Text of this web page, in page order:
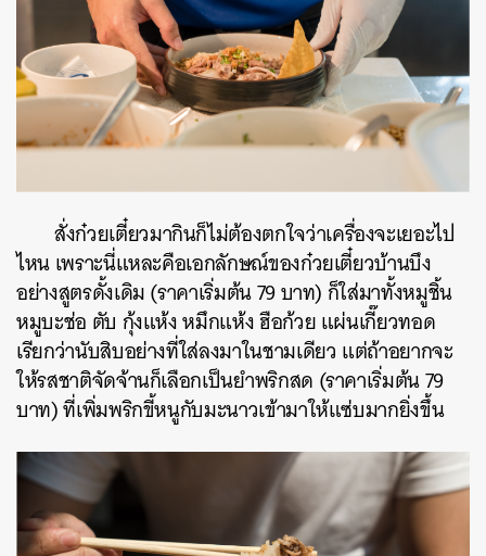
สั่งก๋วยเตี๋ยวมากินก็ไม่ต้องตกใจว่าเครื่องจะเยอะไป
ไหน เพราะนี่แหละคือเอกลักษณ์ของก๋วยเตี๋ยวบ้านบึง
อย่างสูตรดั้งเดิม (ราคาเริ่มต้น 79 บาท) ก็ใส่มาทั้งหมูชิ้น
หมูบะช่อ ตับ กุ้งแห้ง หมึกแห้ง ฮือก้วย แผ่นเกี๊ยวทอด
เรียกว่านับสิบอย่างที่ใส่ลงมาในชามเดียว แต่ถ้าอยากจะ
ให้รสชาติจัดจ้านก็เลือกเป็นยำพริกสด (ราคาเริ่มต้น 79
บาท) ที่เพิ่มพริกขี้หนูกับมะนาวเข้ามาให้แซ่บมากยิ่งขึ้น
SHARE TWEET LINE EMAIL